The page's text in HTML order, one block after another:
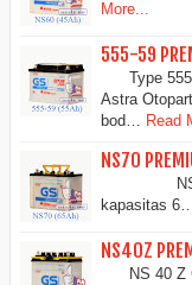
More...
555-59
Type 555-
Astra
bod…
Read
NS70
NS 70
kapasitas
NS40Z
NS 40 Z